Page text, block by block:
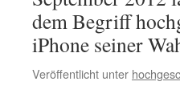
dem Begriff
iPhone seiner
Veröffentlicht unter